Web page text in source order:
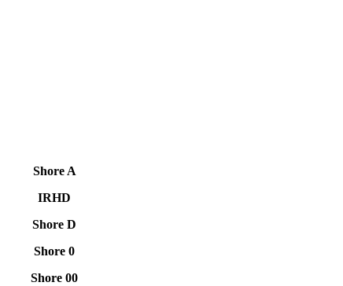
Shore A
IRHD
Shore D
Shore 0
Shore 00